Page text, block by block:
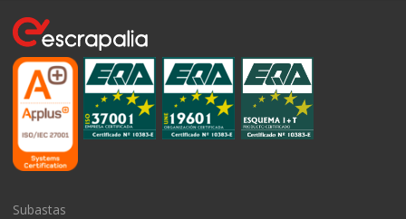
Subastas